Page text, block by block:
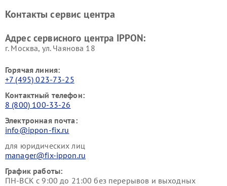
Контакты сервис центра
Адрес сервисного центра IPPON:
г. Москва, ул. Чаянова 18
Горячая линия:
+7 (495) 023-73-25
Контактный телефон:
8 (800) 100-33-26
Электронная почта:
info@ippon-fix.ru
для юридических лиц
manager@fix-ippon.ru
График работы:
ПН-ВСК с 9:00 до 21:00 без перерывов и выходных